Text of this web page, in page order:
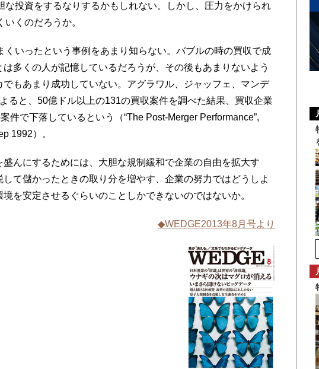
な投資をするなりするかもしれない。しかし、圧力をかけられ
くのだろうか。
いったという事例をあまり知らない。バブルの時の買収で成
多くの人が記憶しているだろうが、その後もあまりないよう
もあまり成功していない。アグラワル、ジャッフェ、マンデ
ると、50億ドル以上の131の買収案件を調べた結果、買収企業
件で下落しているという（“The Post-Merger Performance”,
1992）。
んにするためには、大胆な規制緩和で企業の自由を拡大す
て儲かったときの取り分を増やす、企業の努力ではどうしよ
を安定させるぐらいのことしかできないのではないか。
◆WEDGE2013年8月号より